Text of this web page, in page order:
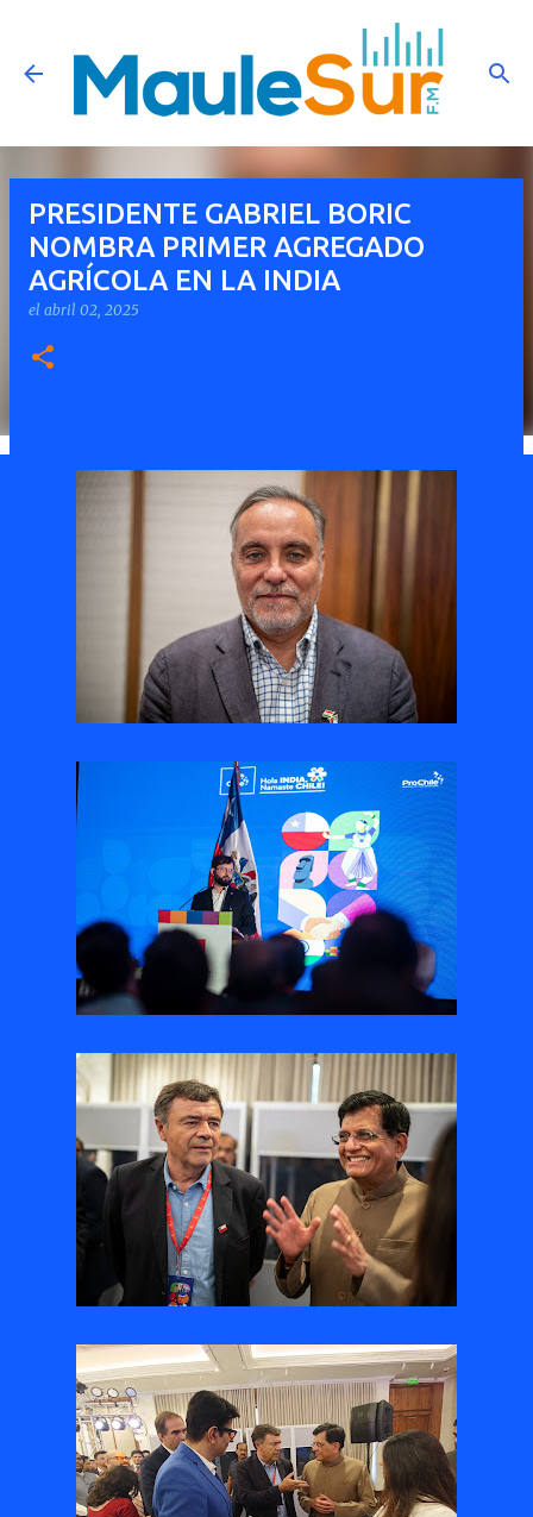
Ir al contenido principal
PRESIDENTE GABRIEL BORIC
NOMBRA PRIMER AGREGADO
AGRÍCOLA EN LA INDIA
el abril 02, 2025